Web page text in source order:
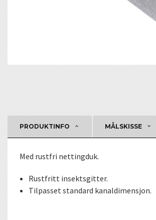
PRODUKTINFO MÅLSKISSE
Med rustfri nettingduk.
Rustfritt insektsgitter.
Tilpasset standard kanaldimensjon.